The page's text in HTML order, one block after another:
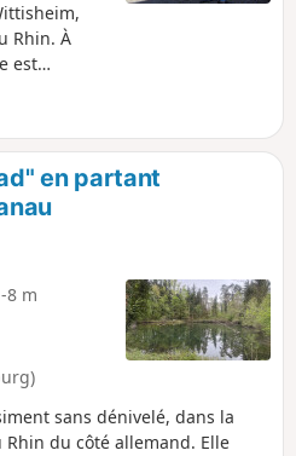
Rhin. À
est
on
Petite
on prend
vignes,
et
bifurque
le Parc
et
en partant
-8 m
sans dénivelé, dans la
du côté allemand. Elle